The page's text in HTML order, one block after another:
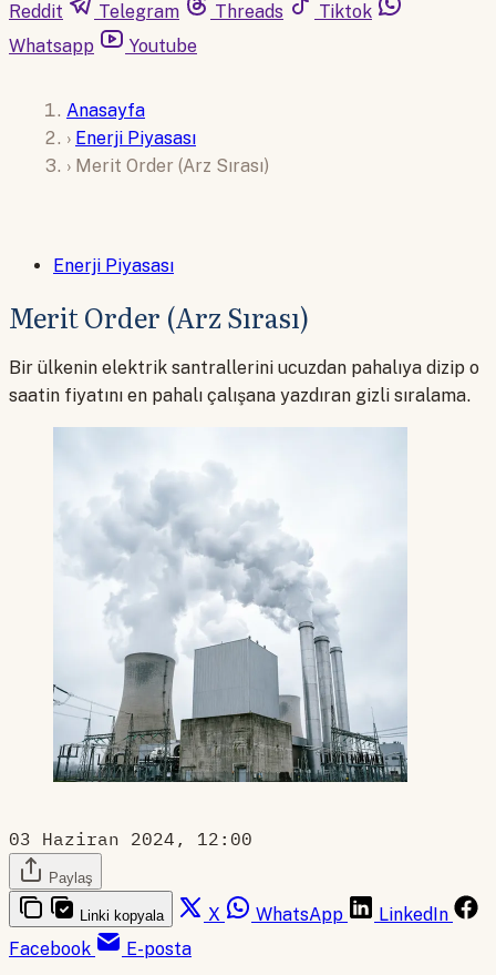
Reddit
Telegram Threads
Tiktok
Whatsapp
Youtube
Anasayfa
› Enerji Piyasası
› Merit Order (Arz Sırası)
Enerji Piyasası
Merit Order (Arz Sırası)
Bir ülkenin elektrik santrallerini ucuzdan pahalıya dizip o
saatin fiyatını en pahalı çalışana yazdıran gizli sıralama.
03 Haziran 2024, 12:00
Paylaş
Linki kopyala X WhatsApp
LinkedIn
Facebook
E-posta